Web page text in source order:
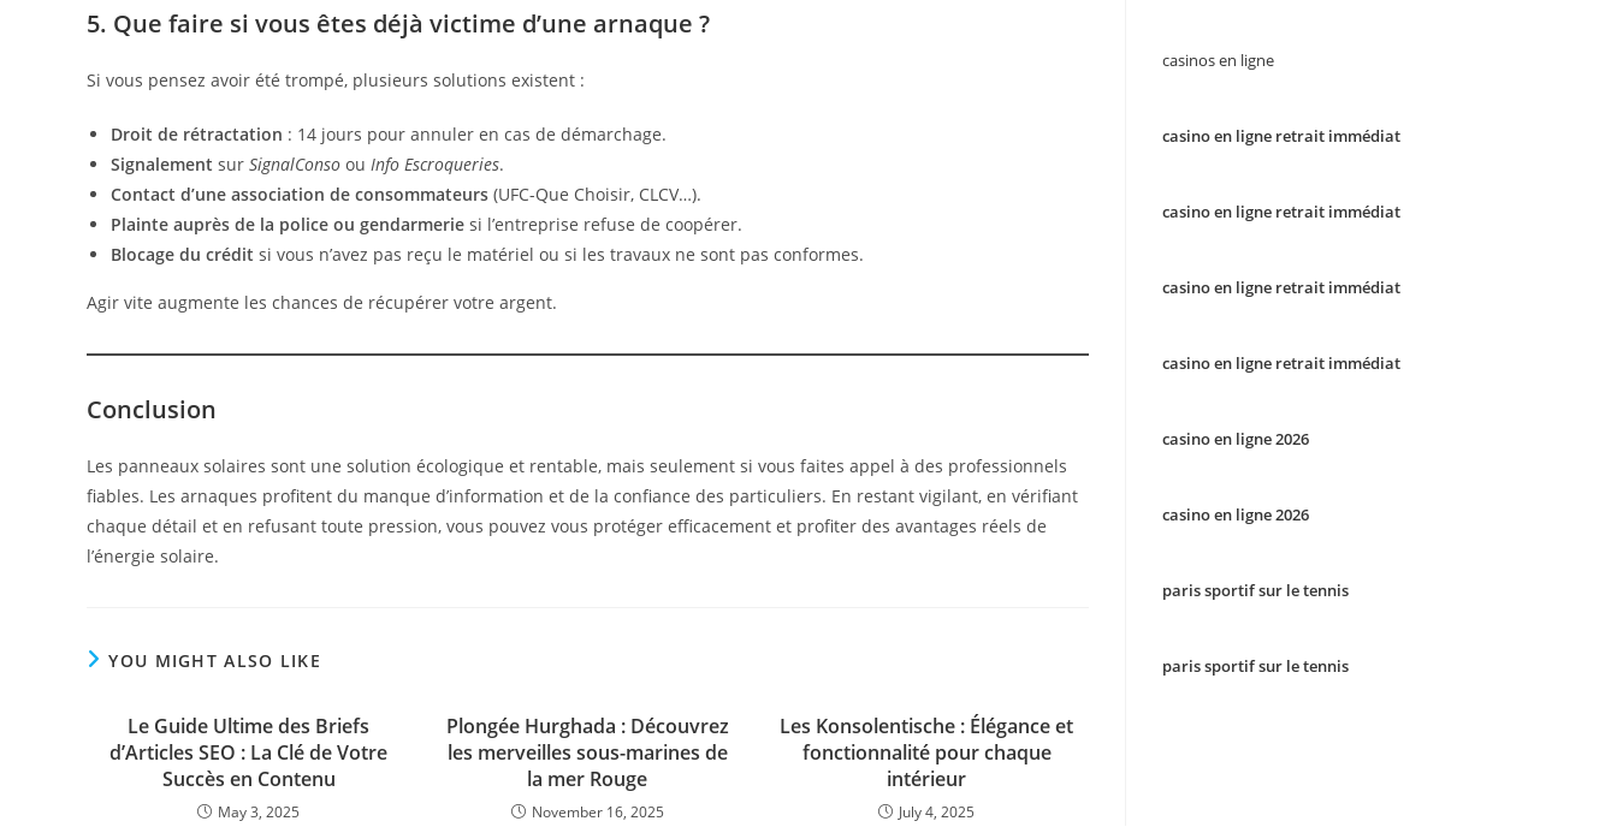
5. Que faire si vous êtes déjà victime d’une arnaque ?
Si vous pensez avoir été trompé, plusieurs solutions existent :
Droit de rétractation : 14 jours pour annuler en cas de démarchage.
Signalement sur SignalConso ou Info Escroqueries.
Contact d’une association de consommateurs (UFC-Que Choisir, CLCV…).
Plainte auprès de la police ou gendarmerie si l’entreprise refuse de coopérer.
Blocage du crédit si vous n’avez pas reçu le matériel ou si les travaux ne sont pas conformes.
Agir vite augmente les chances de récupérer votre argent.
Conclusion
Les panneaux solaires sont une solution écologique et rentable, mais seulement si vous faites appel à des professionnels
fiables. Les arnaques profitent du manque d’information et de la confiance des particuliers. En restant vigilant, en vérifiant
chaque détail et en refusant toute pression, vous pouvez vous protéger efficacement et profiter des avantages réels de
l’énergie solaire.
YOU MIGHT ALSO LIKE
Le Guide Ultime des Briefs
d’Articles SEO : La Clé de Votre
Succès en Contenu
May 3, 2025
Plongée Hurghada : Découvrez
les merveilles sous-marines de
la mer Rouge
November 16, 2025
Les Konsolentische : Élégance et
fonctionnalité pour chaque
intérieur
July 4, 2025
casinos en ligne
casino en ligne retrait immédiat
casino en ligne retrait immédiat
casino en ligne retrait immédiat
casino en ligne retrait immédiat
casino en ligne 2026
casino en ligne 2026
paris sportif sur le tennis
paris sportif sur le tennis